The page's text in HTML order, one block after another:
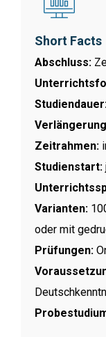
Short Facts
Abschluss:
Zeitrahmen:
Studienstart:
Varianten:
oder mit
Prüfungen: